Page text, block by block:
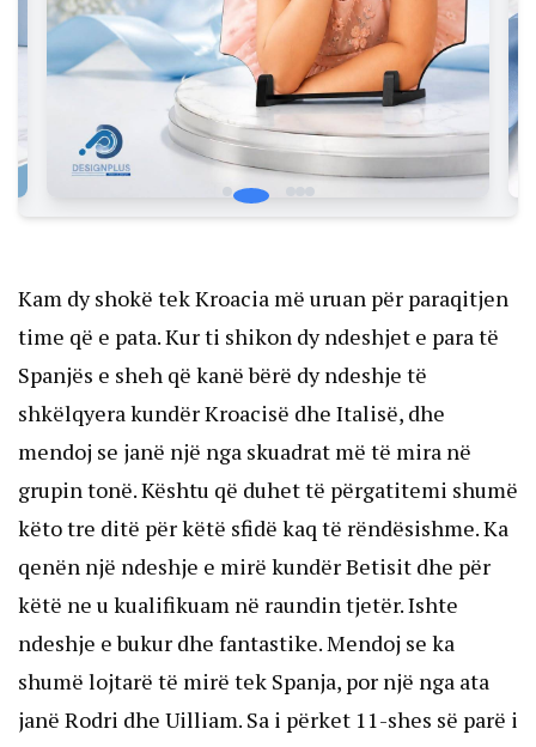
Kam dy shokë tek Kroacia më uruan për paraqitjen
time që e pata. Kur ti shikon dy ndeshjet e para të
Spanjës e sheh që kanë bërë dy ndeshje të
shkëlqyera kundër Kroacisë dhe Italisë, dhe
mendoj se janë një nga skuadrat më të mira në
grupin tonë. Kështu që duhet të përgatitemi shumë
këto tre ditë për këtë sfidë kaq të rëndësishme. Ka
qenën një ndeshje e mirë kundër Betisit dhe për
këtë ne u kualifikuam në raundin tjetër. Ishte
ndeshje e bukur dhe fantastike. Mendoj se ka
shumë lojtarë të mirë tek Spanja, por një nga ata
janë Rodri dhe Uilliam. Sa i përket 11-shes së parë i